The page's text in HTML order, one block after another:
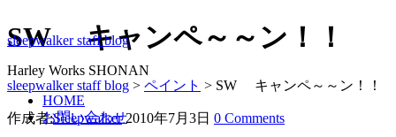
sleepwalker staff blog
Harley Works SHONAN
HOME
お問い合わせ
SW キャンペ～～ン！！
sleepwalker staff blog > ペイント > SW キャンペ～～ン！！
作成者:Sleepwalker 2010年7月3日 0 Comments